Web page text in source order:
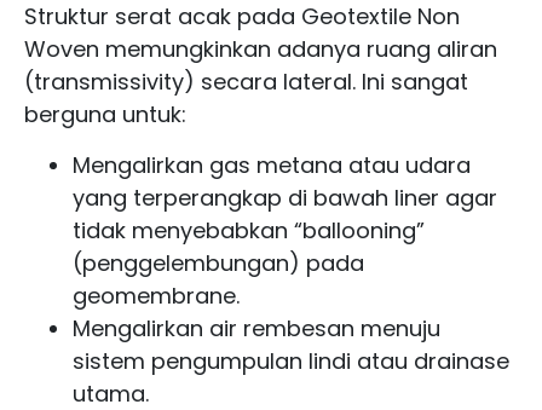
Struktur serat acak pada Geotextile Non
Woven memungkinkan adanya ruang aliran
(transmissivity) secara lateral. Ini sangat
berguna untuk:
Mengalirkan gas metana atau udara
yang terperangkap di bawah liner agar
tidak menyebabkan “ballooning”
(penggelembungan) pada
geomembrane.
Mengalirkan air rembesan menuju
sistem pengumpulan lindi atau drainase
utama.